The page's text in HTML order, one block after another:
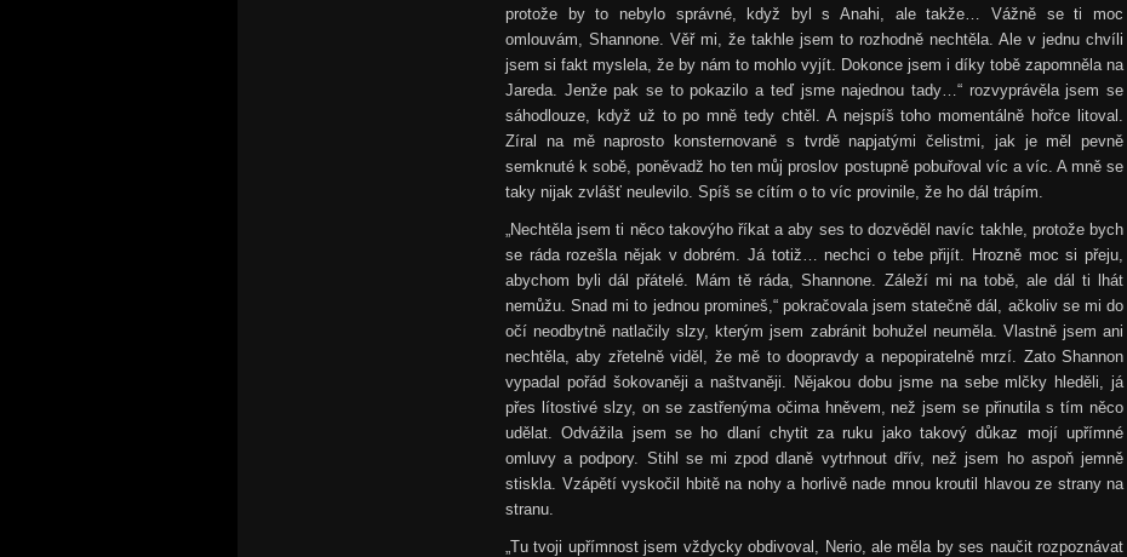
protože by to nebylo správné, když byl s Anahi, ale takže… Vážně se ti moc
omlouvám, Shannone. Věř mi, že takhle jsem to rozhodně nechtěla. Ale v jednu chvíli
jsem si fakt myslela, že by nám to mohlo vyjít. Dokonce jsem i díky tobě zapomněla na
Jareda. Jenže pak se to pokazilo a teď jsme najednou tady…“ rozvyprávěla jsem se
sáhodlouze, když už to po mně tedy chtěl. A nejspíš toho momentálně hořce litoval.
Zíral na mě naprosto konsternovaně s tvrdě napjatými čelistmi, jak je měl pevně
semknuté k sobě, poněvadž ho ten můj proslov postupně pobuřoval víc a víc. A mně se
taky nijak zvlášť neulevilo. Spíš se cítím o to víc provinile, že ho dál trápím.
„Nechtěla jsem ti něco takovýho říkat a aby ses to dozvěděl navíc takhle, protože bych
se ráda rozešla nějak v dobrém. Já totiž… nechci o tebe přijít. Hrozně moc si přeju,
abychom byli dál přátelé. Mám tě ráda, Shannone. Záleží mi na tobě, ale dál ti lhát
nemůžu. Snad mi to jednou promineš,“ pokračovala jsem statečně dál, ačkoliv se mi do
očí neodbytně natlačily slzy, kterým jsem zabránit bohužel neuměla. Vlastně jsem ani
nechtěla, aby zřetelně viděl, že mě to doopravdy a nepopiratelně mrzí. Zato Shannon
vypadal pořád šokovaněji a naštvaněji. Nějakou dobu jsme na sebe mlčky hleděli, já
přes lítostivé slzy, on se zastřenýma očima hněvem, než jsem se přinutila s tím něco
udělat. Odvážila jsem se ho dlaní chytit za ruku jako takový důkaz mojí upřímné
omluvy a podpory. Stihl se mi zpod dlaně vytrhnout dřív, než jsem ho aspoň jemně
stiskla. Vzápětí vyskočil hbitě na nohy a horlivě nade mnou kroutil hlavou ze strany na
stranu.
„Tu tvoji upřímnost jsem vždycky obdivoval, Nerio, ale měla by ses naučit rozpoznávat